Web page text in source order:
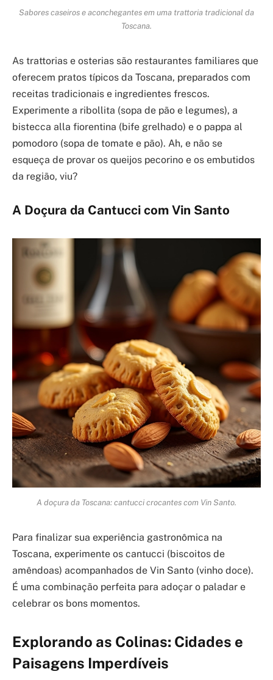
Sabores caseiros e aconchegantes em uma trattoria tradicional da
Toscana.
As trattorias e osterias são restaurantes familiares que
oferecem pratos típicos da Toscana, preparados com
receitas tradicionais e ingredientes frescos.
Experimente a ribollita (sopa de pão e legumes), a
bistecca alla fiorentina (bife grelhado) e o pappa al
pomodoro (sopa de tomate e pão). Ah, e não se
esqueça de provar os queijos pecorino e os embutidos
da região, viu?
A Doçura da Cantucci com Vin Santo
A doçura da Toscana: cantucci crocantes com Vin Santo.
Para finalizar sua experiência gastronômica na
Toscana, experimente os cantucci (biscoitos de
amêndoas) acompanhados de Vin Santo (vinho doce).
É uma combinação perfeita para adoçar o paladar e
celebrar os bons momentos.
Explorando as Colinas: Cidades e
Paisagens Imperdíveis